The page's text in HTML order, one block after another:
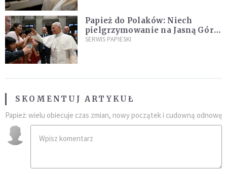
Papież do Polaków: Niech
pielgrzymowanie na Jasną Górę
umocni wiarę i nadzieję
SERWIS PAPIESKI
SKOMENTUJ ARTYKUŁ
Papież: wielu obiecuje czas zmian, nowy początek i cudowną odnowę